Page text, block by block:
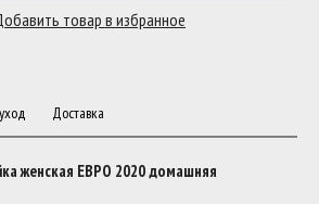
Доставка
женская ЕВРО 2020 домашняя